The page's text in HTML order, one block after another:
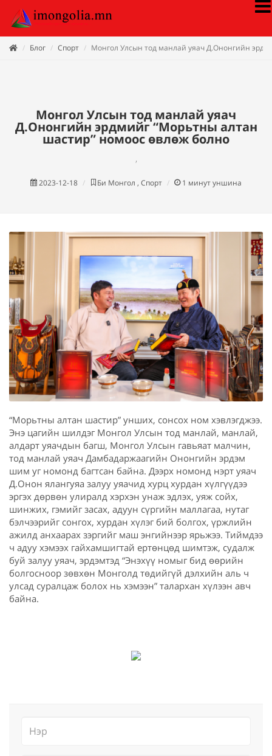
Блог Спорт Монгол Улсын тод манлай уяач Д.Ононгийн
Монгол Улсын тод манлай уяач
Д.Ононгийн эрдмийг “Морьтны алтан
шастир” номоос өвлөж болно
,
2023-12-18 Би Монгол , Спорт 1 минут уншина
“Морьтны алтан шастир” унших, сонсох ном хэвлэгджээ.
Энэ цагийн шилдэг Монгол Улсын тод манлай, манлай,
алдарт уяачдын багш, Монгол Улсын гавьяат малчин,
тод манлай уяач Дамбадаржаагийн Ононгийн эрдэм
шим уг номонд багтсан байна. Дээрх номонд нэрт уяач
Д.Онон ялангуяа залуу уяачид хурц хурдан хүлгүүдээ
эргэх дөрвөн улиралд хэрхэн унаж эдлэх, уяж сойх,
шинжих, гэмийг засах, адуун сүргийн маллагаа, нутаг
бэлчээрийг сонгох, хурдан хүлэг бий болгох, үржлийн
ажилд анхаарах зэргийг маш энгийнээр ярьжээ. Тиймдээ
ч адуу хэмээх гайхамшигтай ертөнцөд шимтэж, судалж
буй залуу уяач, эрдэмтэд “Энэхүү номыг бид өөрийн
болгосноор зөвхөн Монголд төдийгүй дэлхийн аль ч
улсад суралцаж болох нь хэмээн” талархан хүлээн авч
байна.